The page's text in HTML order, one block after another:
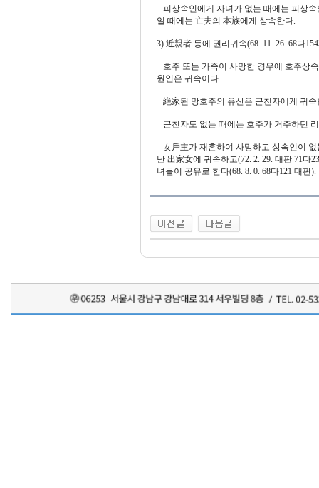
피상속인에게 자녀가 없는 때에는 피상
일 때에는 亡夫의 本族에게 상속한다.
3) 近親者 등에 권리귀속(68. 11. 26. 68다
호주 또는 가족이 사망한 경우에 호주상
원인은 귀속이다.
絶家된 망호주의 유산은 근친자에게 귀속
근친자도 없는 때에는 호주가 거주하던
女戶主가 재혼하여 사망하고 상속인이
난 出家女에 귀속하고(72. 2. 29. 대판 71다
녀들이 공유로 한다(68. 8. 0. 68다121 대판).